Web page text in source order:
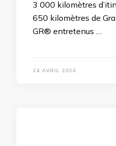
3 000 kilomètres
650 kilomètres de
GR® entretenus …
24 AVRIL 2026